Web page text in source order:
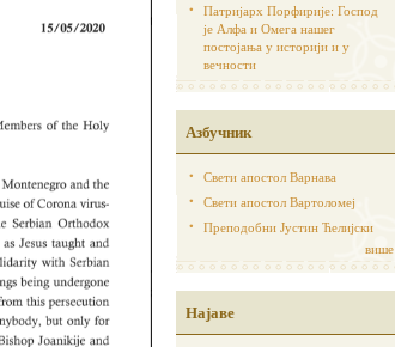
Патријарх Порфирије: Господ
је Алфа и Омега нашег
постојања у историји и у
вечности
Азбучник
Свети апостол Варнава
Свети апостол Вартоломеј
Преподобни Јустин Ћелијски
више
Најаве